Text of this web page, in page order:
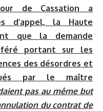
de Cassation a
d’appel, la Haute
que la demande
portant sur les
des désordres et
par le maître
pas au même but
du contrat de